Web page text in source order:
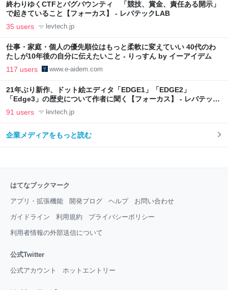
終わりゆくCTFとバグバウンティ 「競技、賞金、責任ある開示」
で起きていること【フォーカス】 - レバテックLAB
35 users levtech.jp
仕事・家庭・個人の優先順位はもっと柔軟に変えていい 40代のわ
たしが10年後の自分に伝えたいこと - りっすん by イーアイデム
117 users www.e-aidem.com
21年ぶり新作、ドット絵エディタ「EDGE1」「EDGE2」
「Edge3」の歴史について作者に聞く【フォーカス】 - レバテック
LAB
91 users levtech.jp
企業メディアをもっと読む
はてなブックマーク
アプリ・拡張機能 開発ブログ ヘルプ お問い合わせ
ガイドライン 利用規約 プライバシーポリシー
利用者情報の外部送信について
公式Twitter
公式アカウント ホットエントリー